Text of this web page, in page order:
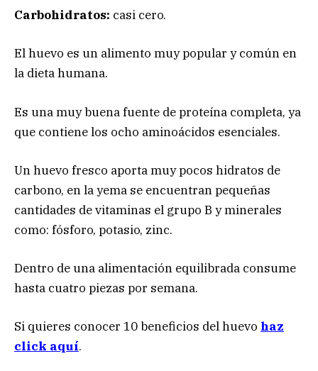
Carbohidratos: casi cero.
El huevo es un alimento muy popular y común en
la dieta humana.
Es una muy buena fuente de proteína completa, ya
que contiene los ocho aminoácidos esenciales.
Un huevo fresco aporta muy pocos hidratos de
carbono, en la yema se encuentran pequeñas
cantidades de vitaminas el grupo B y minerales
como: fósforo, potasio, zinc.
Dentro de una alimentación equilibrada consume
hasta cuatro piezas por semana.
Si quieres conocer 10 beneficios del huevo haz
click aquí.